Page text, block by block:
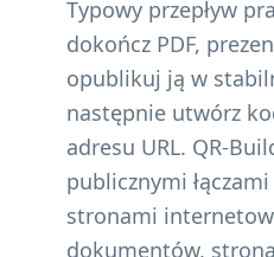
Typowy przepływ
dokończ PDF,
opublikuj ją w
następnie utwórz
adresu URL. QR-
publicznymi
stronami
dokumentów,